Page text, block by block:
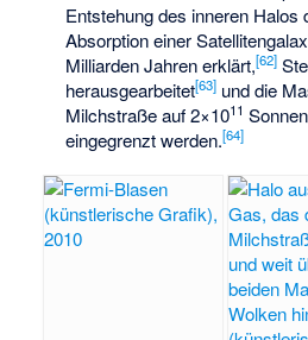
Entstehung des inneren Halos
Absorption einer
Milliarden Jahren erklärt,[62]
herausgearbeitet[63]und die
Milchstraße auf 2×1011
eingegrenzt werden.[64]